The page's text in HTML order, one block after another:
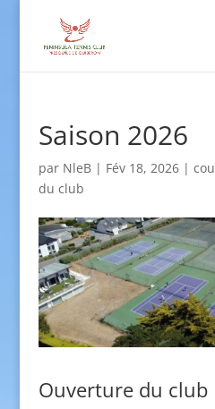
Saison 2026
par NleB| Fév 18, 2026|
du club
Ouverture du club